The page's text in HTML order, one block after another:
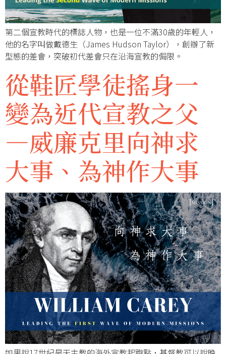
第二個宣教時代的標誌人物，也是一位不滿30歲的年輕人，
他的名字叫做戴德生（James Hudson Taylor），創辦了新
型態的差會，突破初代差會只在沿海宣教的侷限。
從鞋匠學徒搖身一
變為近代宣教之父
—威廉克里向神求
大事、為神作大事